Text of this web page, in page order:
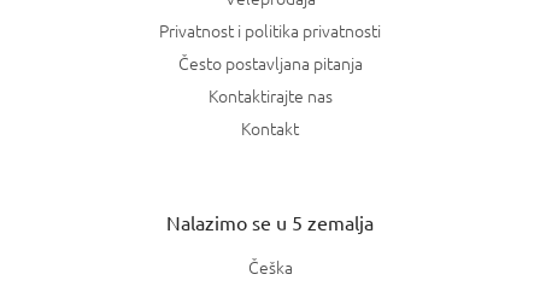
Privatnost i politika privatnosti
Često postavljana pitanja
Kontaktirajte nas
Kontakt
Nalazimo se u 5 zemalja
Češka